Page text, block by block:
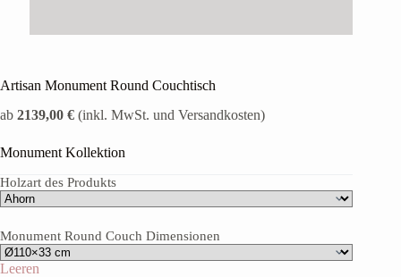
Artisan Monument Round Couchtisch
ab 2139,00 € (inkl. MwSt. und Versandkosten)
Monument Kollektion
Holzart des Produkts
Monument Round Couch Dimensionen
Leeren